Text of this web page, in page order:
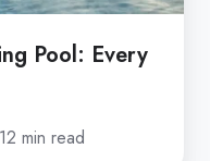
Pool: Every
12 min read